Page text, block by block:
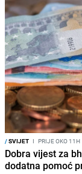
/SVIJET I PRIJE OKO 11H
Dobra vijest za
dodatna pomoć